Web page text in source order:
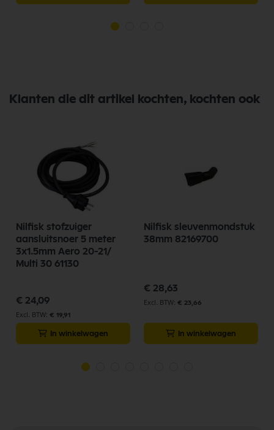
Klanten die dit artikel kochten, kochten ook
Nilfisk stofzuiger
aansluitsnoer 5 meter
3x1.5mm Aero 20-21/
Multi 30 61130
€ 24,09
€ 19,91
In winkelwagen
Nilfisk sleuvenmondstuk
38mm 82169700
€ 28,63
€ 23,66
In winkelwagen